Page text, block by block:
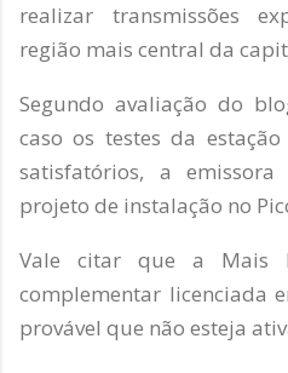
realizar transmissões
região mais central da
Segundo avaliação do
caso os testes da
satisfatórios, a
projeto de instalação no
Vale citar que a Mais
complementar licenciada
provável que não esteja